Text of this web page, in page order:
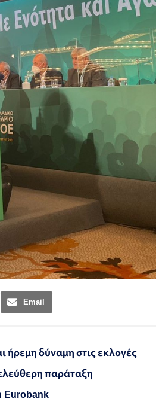
Email
δύναμη στις εκλογές
παράταξη
Eurobank